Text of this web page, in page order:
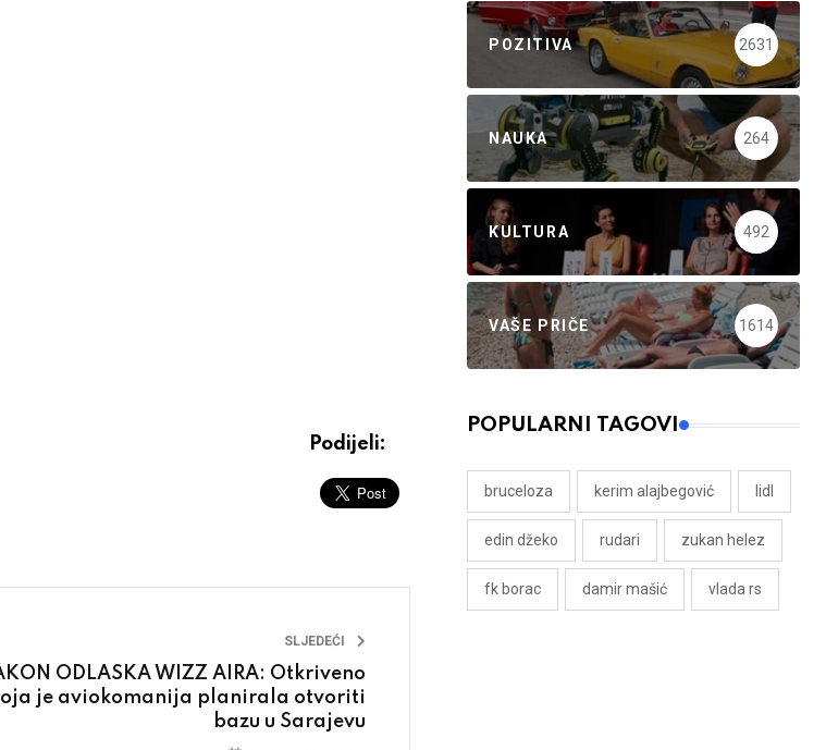
Podijeli:
SLJEDEĆI
ODLASKA WIZZ AIRA: Otkriveno
je aviokomanija planirala otvoriti
bazu u Sarajevu
POZITIVA 2631
NAUKA 264
KULTURA 492
VAŠE PRIČE 1614
POPULARNI TAGOVI
bruceloza kerim alajbegović lidl
edin džeko rudari zukan helez
fk borac damir mašić vlada rs